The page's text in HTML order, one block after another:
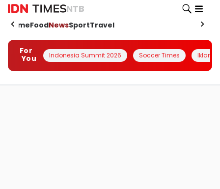
NTB
HomeFoodNewsSportTravel
For
You
Indonesia Summit 2026 Soccer Times Iklanin